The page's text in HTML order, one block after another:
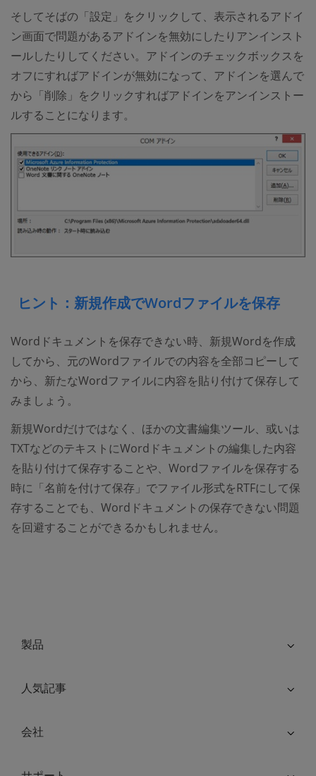
そしてそばの「設定」をクリックして、表示されるアドイ
ン画面で問題があるアドインを無効にしたりアンインスト
ールしたりしてください。アドインのチェックボックスを
オフにすればアドインが無効になって、アドインを選んで
から「削除」をクリックすればアドインをアンインストー
ルすることになります。
ヒント：新規作成でWordファイルを保存
Wordドキュメントを保存できない時、新規Wordを作成
してから、元のWordファイルでの内容を全部コピーして
から、新たなWordファイルに内容を貼り付けて保存して
みましょう。
新規Wordだけではなく、ほかの文書編集ツール、或いは
TXTなどのテキストにWordドキュメントの編集した内容
を貼り付けて保存することや、Wordファイルを保存する
時に「名前を付けて保存」でファイル形式をRTFにして保
存することでも、Wordドキュメントの保存できない問題
を回避することができるかもしれません。
製品
人気記事
会社